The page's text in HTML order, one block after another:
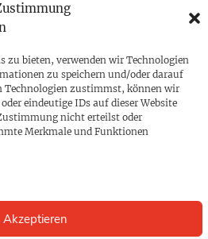
zu bieten, verwenden wir Technologien
zu speichern und/oder darauf
Technologien zustimmst, können wir
eindeutige IDs auf dieser Website
nicht erteilst oder
Merkmale und Funktionen
Akzeptieren